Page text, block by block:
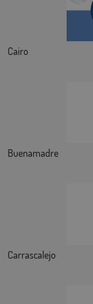
Cairo
Buenamadre
Carrascalejo